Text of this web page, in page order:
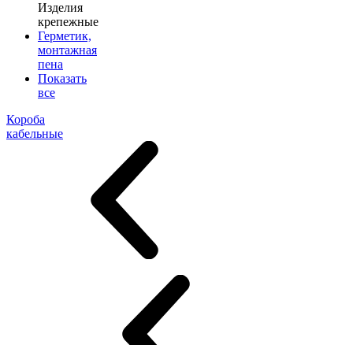
Изделия
крепежные
Герметик,
монтажная
пена
Показать
все
Короба
кабельные